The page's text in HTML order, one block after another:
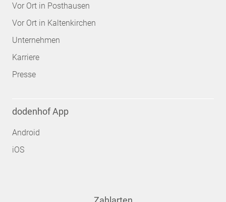
Vor Ort in Posthausen
Vor Ort in Kaltenkirchen
Unternehmen
Karriere
Presse
dodenhof App
Android
iOS